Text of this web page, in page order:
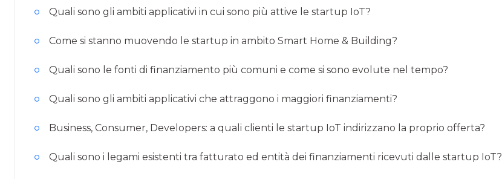
Quali sono gli ambiti applicativi in cui sono più attive le startup IoT?
Come si stanno muovendo le startup in ambito Smart Home & Building?
Quali sono le fonti di finanziamento più comuni e come si sono evolute nel tempo?
Quali sono gli ambiti applicativi che attraggono i maggiori finanziamenti?
Business, Consumer, Developers: a quali clienti le startup IoT indirizzano la proprio offerta?
Quali sono i legami esistenti tra fatturato ed entità dei finanziamenti ricevuti dalle startup IoT?